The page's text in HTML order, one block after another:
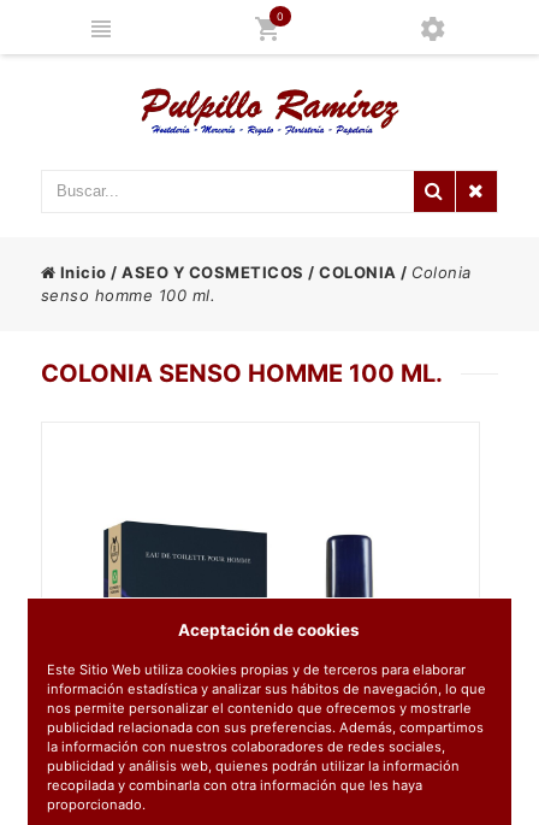
0
Inicio /ASEO Y COSMETICOS /COLONIA / Colonia
senso homme 100 ml.
COLONIA SENSO HOMME 100 ML.
Aceptación de cookies
Este Sitio Web utiliza cookies propias y de terceros para elaborar
información estadística y analizar sus hábitos de navegación, lo que
nos permite personalizar el contenido que ofrecemos y mostrarle
publicidad relacionada con sus preferencias. Además, compartimos
la información con nuestros colaboradores de redes sociales,
publicidad y análisis web, quienes podrán utilizar la información
recopilada y combinarla con otra información que les haya
proporcionado.